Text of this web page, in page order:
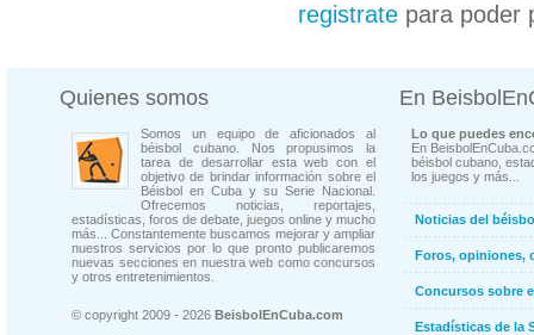
registrate para poder
Quienes somos
Somos un equipo de aficionados al
béisbol cubano. Nos propusimos la
tarea de desarrollar esta web con el
objetivo de brindar información sobre el
Béisbol en Cuba y su Serie Nacional.
Ofrecemos noticias, reportajes,
estadísticas, foros de debate, juegos online y mucho
más... Constantemente buscamos mejorar y ampliar
nuestros servicios por lo que pronto publicaremos
nuevas secciones en nuestra web como concursos
y otros entretenimientos.
© copyright 2009 - 2026 BeisbolEnCuba.com
En
Lo que puedes
En
béisbol cubano,
los juegos y más...
Noticias del
Foros, opiniones,
Concursos sobre
Estadísticas de la